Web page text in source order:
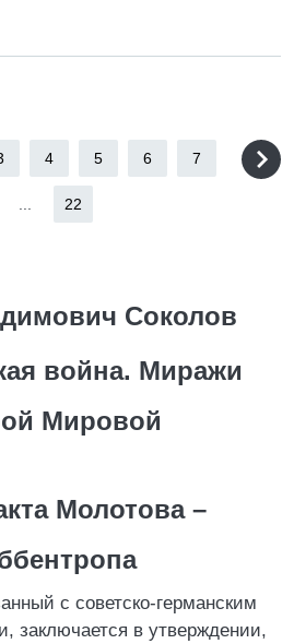
4 5 6 7
22
Соколов
война. Миражи
Мировой
Молотова –
с советско-германским
заключается в утверждении,